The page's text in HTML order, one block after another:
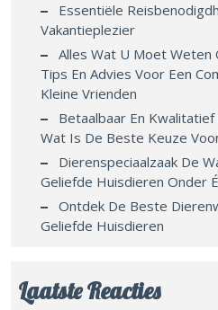
Essentiële
Vakantieplezier
Alles Wat U Moet Weten
Tips En Advies Voor Een
Kleine Vrienden
Betaalbaar En
Wat Is De Beste Keuze
Dierenspeciaalzaak De
Geliefde Huisdieren Onder
Ontdek De Beste
Geliefde Huisdieren
Laatste Reacties